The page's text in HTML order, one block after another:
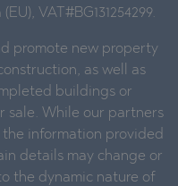
VAT#BG131254299.
promote new property
as well as
buildings or
sale. While our partners
information provided
details may change or
the dynamic nature of